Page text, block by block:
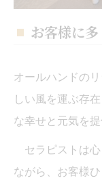
お客様に
オールハンドの
しい風を運ぶ存
な幸せと元気を
セラピストは心
ながら、お客様